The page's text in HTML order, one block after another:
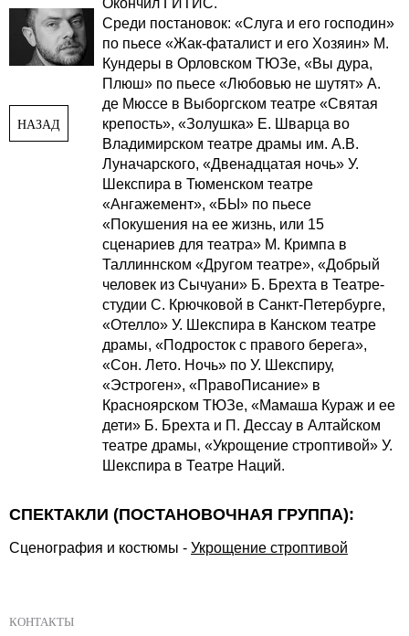
НАЗАД
Окончил ГИТИС.
Среди постановок: «Слуга и его господин»
по пьесе «Жак-фаталист и его Хозяин» М.
Кундеры в Орловском ТЮЗе, «Вы дура,
Плюш» по пьесе «Любовью не шутят» А.
де Мюссе в Выборгском театре «Святая
крепость», «Золушка» Е. Шварца во
Владимирском театре драмы им. А.В.
Луначарского, «Двенадцатая ночь» У.
Шекспира в Тюменском театре
«Ангажемент», «БЫ» по пьесе
«Покушения на ее жизнь, или 15
сценариев для театра» М. Кримпа в
Таллиннском «Другом театре», «Добрый
человек из Сычуани» Б. Брехта в Театре-
студии С. Крючковой в Санкт-Петербурге,
«Отелло» У. Шекспира в Канском театре
драмы, «Подросток с правого берега»,
«Сон. Лето. Ночь» по У. Шекспиру,
«Эстроген», «ПравоПисание» в
Красноярском ТЮЗе, «Мамаша Кураж и ее
дети» Б. Брехта и П. Дессау в Алтайском
театре драмы, «Укрощение строптивой» У.
Шекспира в Театре Наций.
СПЕКТАКЛИ (ПОСТАНОВОЧНАЯ ГРУППА):
Сценография и костюмы - Укрощение строптивой
КОНТАКТЫ